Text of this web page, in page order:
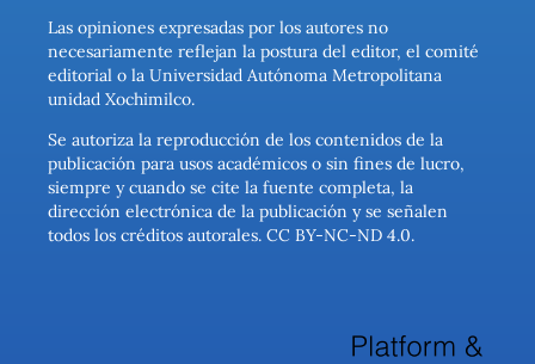
Las opiniones expresadas por los autores no
necesariamente reflejan la postura del editor, el comité
editorial o la Universidad Autónoma Metropolitana
unidad Xochimilco.
Se autoriza la reproducción de los contenidos de la
publicación para usos académicos o sin fines de lucro,
siempre y cuando se cite la fuente completa, la
dirección electrónica de la publicación y se señalen
todos los créditos autorales. CC BY-NC-ND 4.0.